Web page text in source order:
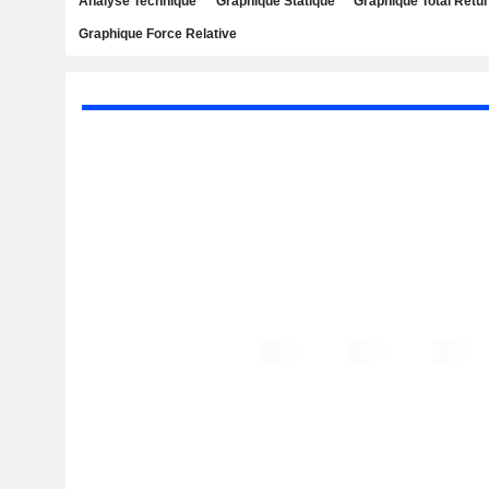
Graphique Force Relative